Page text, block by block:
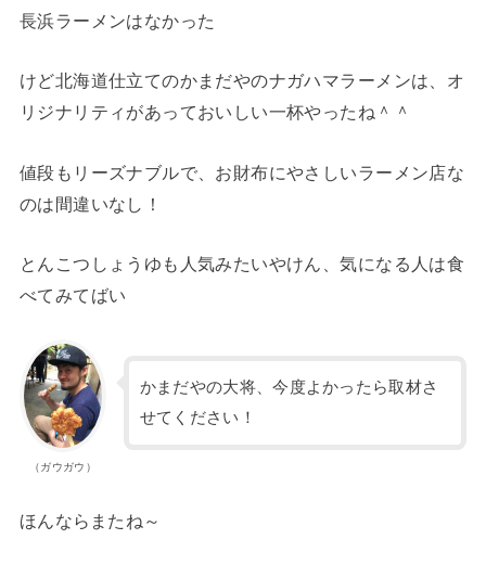
長浜ラーメンはなかった
けど北海道仕立てのかまだやのナガハマラーメンは、オ
リジナリティがあっておいしい一杯やったね＾＾
値段もリーズナブルで、お財布にやさしいラーメン店な
のは間違いなし！
とんこつしょうゆも人気みたいやけん、気になる人は食
べてみてばい
（ガウガウ）
かまだやの大将、今度よかったら取材さ
せてください！
ほんならまたね～